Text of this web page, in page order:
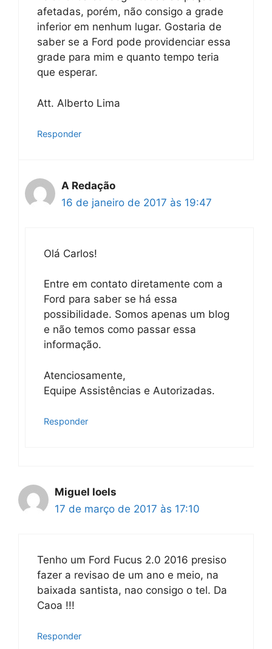
afetadas, porém, não consigo a grade
inferior em nenhum lugar. Gostaria de
saber se a Ford pode providenciar essa
grade para mim e quanto tempo teria
que esperar.
Att. Alberto Lima
Responder
A Redação
16 de janeiro de 2017 às 19:47
Olá Carlos!
Entre em contato diretamente com a
Ford para saber se há essa
possibilidade. Somos apenas um blog
e não temos como passar essa
informação.
Atenciosamente,
Equipe Assistências e Autorizadas.
Responder
Miguel Ioels
17 de março de 2017 às 17:10
Tenho um Ford Fucus 2.0 2016 presiso
fazer a revisao de um ano e meio, na
baixada santista, nao consigo o tel. Da
Caoa !!!
Responder